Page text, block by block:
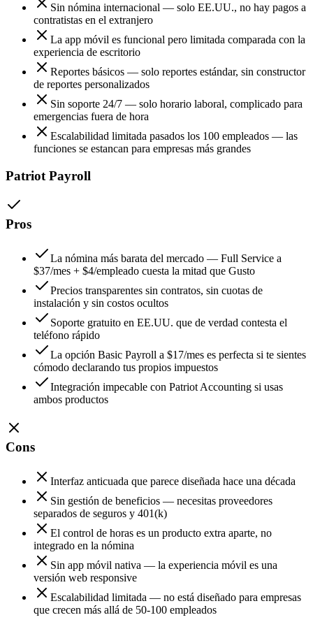
Sin nómina internacional — solo EE.UU., no hay pagos a
contratistas en el extranjero
La app móvil es funcional pero limitada comparada con la
experiencia de escritorio
Reportes básicos — solo reportes estándar, sin constructor
de reportes personalizados
Sin soporte 24/7 — solo horario laboral, complicado para
emergencias fuera de hora
Escalabilidad limitada pasados los 100 empleados — las
funciones se estancan para empresas más grandes
Patriot Payroll
Pros
La nómina más barata del mercado — Full Service a
$37/mes + $4/empleado cuesta la mitad que Gusto
Precios transparentes sin contratos, sin cuotas de
instalación y sin costos ocultos
Soporte gratuito en EE.UU. que de verdad contesta el
teléfono rápido
La opción Basic Payroll a $17/mes es perfecta si te sientes
cómodo declarando tus propios impuestos
Integración impecable con Patriot Accounting si usas
ambos productos
Cons
Interfaz anticuada que parece diseñada hace una década
Sin gestión de beneficios — necesitas proveedores
separados de seguros y 401(k)
El control de horas es un producto extra aparte, no
integrado en la nómina
Sin app móvil nativa — la experiencia móvil es una
versión web responsive
Escalabilidad limitada — no está diseñado para empresas
que crecen más allá de 50-100 empleados